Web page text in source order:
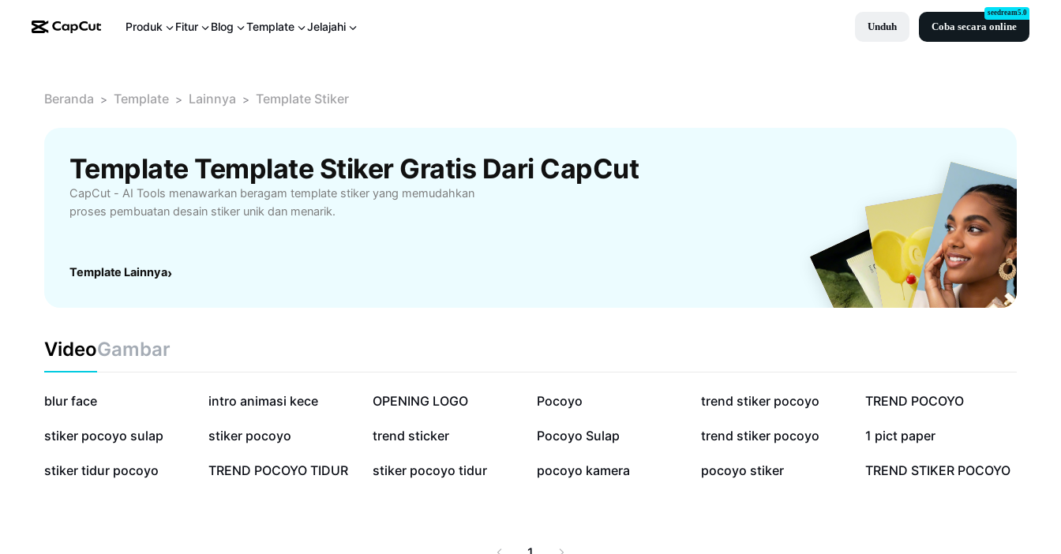
Produk Fitur Blog Template Jelajahi Unduh Coba secara online
seedream5.0
Beranda > Template > Lainnya > Template Stiker
Template Template Stiker Gratis Dari CapCut
CapCut - AI Tools menawarkan beragam template stiker yang memudahkan
proses pembuatan desain stiker unik dan menarik.
Template Lainnya›
VideoGambar
769,3 rb
blur face 205,7 rb
intro animasi kece 91,4 rb
OPENING LOGO 75,1 rb
Pocoyo 74,5 rb
trend stiker pocoyo 66,5 rb
TREND POCOYO
58,3 rb
stiker pocoyo sulap 34,1 rb
stiker pocoyo 22 rb
trend sticker 16,1 rb
Pocoyo Sulap 15,7 rb
trend stiker pocoyo 13,1 rb
1 pict paper
13 rb
stiker tidur pocoyo 10 rb
TREND POCOYO TIDUR 9,8 rb
stiker pocoyo tidur 4,8 rb
pocoyo kamera 1,7 rb
pocoyo stiker 1,7 rb
TREND STIKER POCOYO